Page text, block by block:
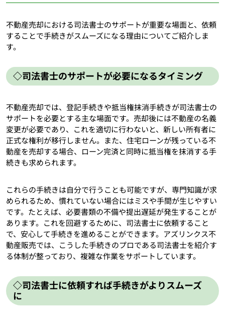
不動産売却における司法書士のサポートが重要な場面と、依頼
することで手続きがスムーズになる理由についてご紹介しま
す。
◇司法書士のサポートが必要になるタイミング
不動産売却では、登記手続きや抵当権抹消手続きが司法書士の
サポートを必要とする主な場面です。売却後には不動産の名義
変更が必要であり、これを適切に行わないと、新しい所有者に
正式な権利が移行しません。また、住宅ローンが残っている不
動産を売却する場合、ローン完済と同時に抵当権を抹消する手
続きも求められます。
これらの手続きは自分で行うことも可能ですが、専門知識が求
められるため、慣れていない場合にはミスや手間が生じやすい
です。たとえば、必要書類の不備や提出遅延が発生することが
あります。これを回避するために、司法書士に依頼すること
で、安心して手続きを進めることができます。アズリンクス不
動産販売では、こうした手続きのプロである司法書士を紹介す
る体制が整っており、複雑な作業をサポートしています。
◇司法書士に依頼すれば手続きがよりスムーズ
に